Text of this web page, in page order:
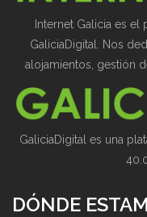
Internet Galicia es el
GaliciaDigital. Nos
alojamientos, gestión
GaliciaDigital es una
DÓNDE